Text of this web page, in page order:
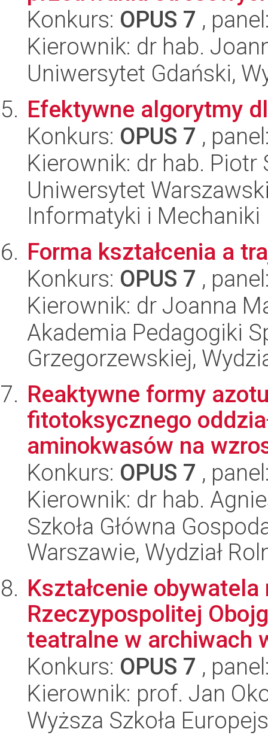
Konkurs: OPUS 7 ,
Kierownik: dr hab.
Uniwersytet Gdański,
Efektywne algorytmy
Konkurs: OPUS 7 ,
Kierownik: dr hab. Piotr
Uniwersytet
Informatyki i Mechaniki
Forma kształcenia a
Konkurs: OPUS 7 ,
Kierownik: dr Joanna
Akademia Pedagogiki
Grzegorzewskiej,
Reaktywne formy
fitotoksycznego
aminokwasów na
Konkurs: OPUS 7 ,
Kierownik: dr hab.
Szkoła Główna
Warszawie, Wydział
Kształcenie
Rzeczypospolitej
teatralne w archiwach
Konkurs: OPUS 7 ,
Kierownik: prof. Jan
Wyższa Szkoła